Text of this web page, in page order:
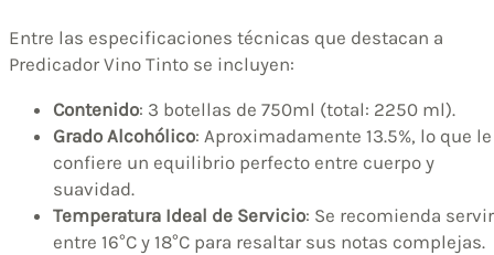
Entre las especificaciones técnicas que destacan a
Predicador Vino Tinto se incluyen:
Contenido: 3 botellas de 750ml (total: 2250 ml).
Grado Alcohólico: Aproximadamente 13.5%, lo que le
confiere un equilibrio perfecto entre cuerpo y
suavidad.
Temperatura Ideal de Servicio: Se recomienda servir
entre 16°C y 18°C para resaltar sus notas complejas.